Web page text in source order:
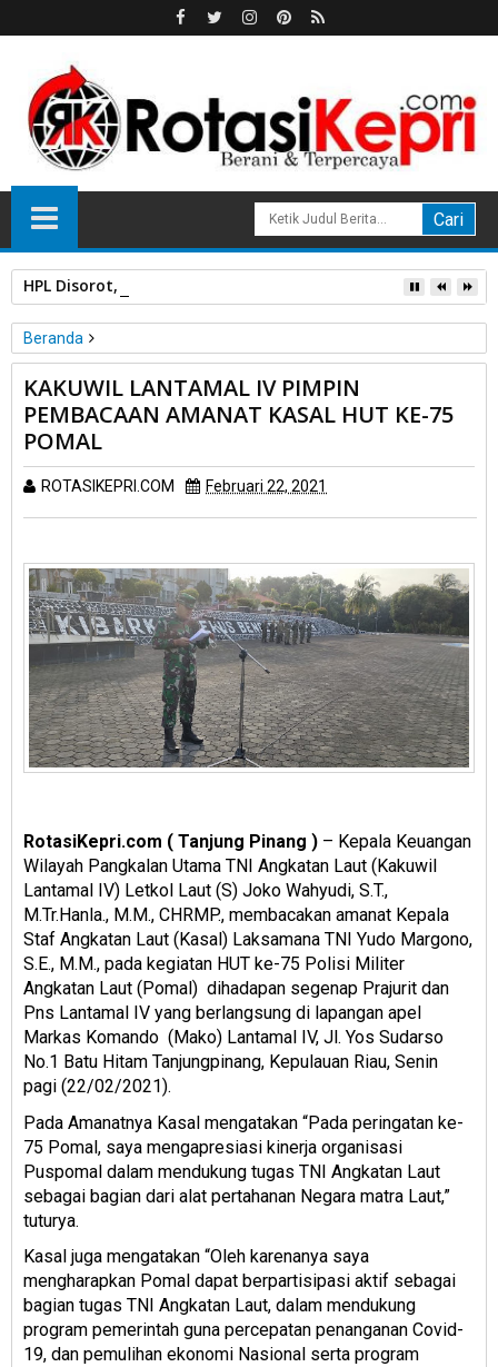
HPL Disorot, PT Sosor Tala Jaya Tolak Perluasan Kampung
Beranda
Daerah
Tanjung Pinang
KAKUWIL LANTAMAL IV PIMPIN PEMBACAAN AMANAT KASAL
HUT KE-75 POMAL
KAKUWIL LANTAMAL IV PIMPIN
PEMBACAAN AMANAT KASAL HUT KE-75
POMAL
ROTASIKEPRI.COM Februari 22, 2021
RotasiKepri.com ( Tanjung Pinang ) – Kepala Keuangan
Wilayah Pangkalan Utama TNI Angkatan Laut (Kakuwil
Lantamal IV) Letkol Laut (S) Joko Wahyudi, S.T.,
M.Tr.Hanla., M.M., CHRMP., membacakan amanat Kepala
Staf Angkatan Laut (Kasal) Laksamana TNI Yudo Margono,
S.E., M.M., pada kegiatan HUT ke-75 Polisi Militer
Angkatan Laut (Pomal) dihadapan segenap Prajurit dan
Pns Lantamal IV yang berlangsung di lapangan apel
Markas Komando (Mako) Lantamal IV, Jl. Yos Sudarso
No.1 Batu Hitam Tanjungpinang, Kepulauan Riau, Senin
pagi (22/02/2021).
Pada Amanatnya Kasal mengatakan “Pada peringatan ke-
75 Pomal, saya mengapresiasi kinerja organisasi
Puspomal dalam mendukung tugas TNI Angkatan Laut
sebagai bagian dari alat pertahanan Negara matra Laut,”
tuturya.
Kasal juga mengatakan “Oleh karenanya saya
mengharapkan Pomal dapat berpartisipasi aktif sebagai
bagian tugas TNI Angkatan Laut, dalam mendukung
program pemerintah guna percepatan penanganan Covid-
19, dan pemulihan ekonomi Nasional serta program